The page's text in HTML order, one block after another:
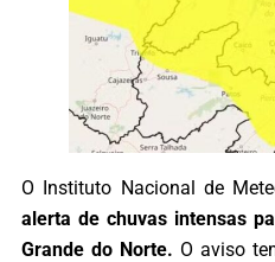
O Instituto Nacional de
alerta de chuvas intensas
Grande do Norte. O aviso